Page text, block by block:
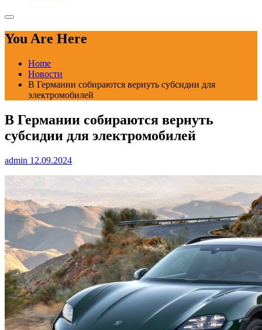
You Are Here
Home
Новости
В Германии собираются вернуть субсидии для
электромобилей
В Германии собираются вернуть
субсидии для электромобилей
admin 12.09.2024